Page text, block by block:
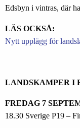
Edsbyn i vintras, där
LÄS OCKSÅ:
Nytt upplägg för
LANDSKAMPER I
FREDAG 7
18.30 Sverige P19 –